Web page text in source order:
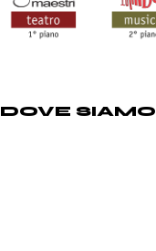
DOVE SIAMO